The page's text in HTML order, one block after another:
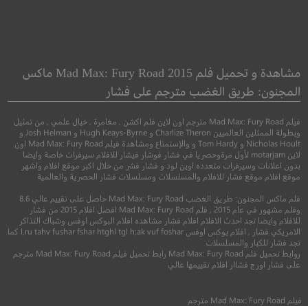
بلفاست
7.4
مهرج في حقل
6.2
مشاهدة و تحميل فلم Mad Max: Fury Road 2015 ماكس
المجنون: طريق الغضب مترجم على فشار
فيلم Mad Max: Fury Road مترجم اون لاين فلم اكشن , مغامرة , خيال علمي , من تمثيل
وبطولة الممثلين العالميين Charlize Theron و Hugh Keays-Byrne و Josh Helman و
Nicholas Hoult و Tom Hardy و والإستمتاع ومشاهدة فيلم Mad Max: Fury Road اون
لاين motarjam لأول مرةوحصريا في فشار فوشار فيشار للافلام سيرفرات خاصة وايضا
بدون اعلانات وسيرفرات متعدده اوبن لود و فشار فشر من خلال اكبر موقع افلام واشهر
موقع افلام موقع فشار للافلام والمسلسلات ومسلسلات فشار الحصرية والعالمية
فلم ماكس المجنون: طريق الغضب Mad Max: Fury Road حاصل على تقييم عالي 8.6
وفلم مشهور في عام 2015 , فلم Mad Max: Fury Road افضل افلام 2015 من فشار
للافلام وايضا تجد احدث الافلام افلام فشار مشاهده افلام البوكس اوفس وشباك التذاكر
الامريكي فشار , افلام بوكس اوفس l,ru tahv fushar fshar htghl tgl h;ak vuf foshar كما
تجد فشار للكبار والمسلسلات
روابط تحميل فلم Mad Max: Fury Road رابط تحميل فيلم Mad Max: Fury Road مترجم
على فشار اورج فشاار افلام تقييمها عالي
فيلم Mad Max: Fury Road مترجم